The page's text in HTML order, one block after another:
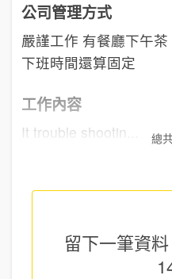
公司管理方式
嚴謹工作 有餐廳下午
下班時間還算固定
工作內容
It trouble shootin... 總
留下一筆資